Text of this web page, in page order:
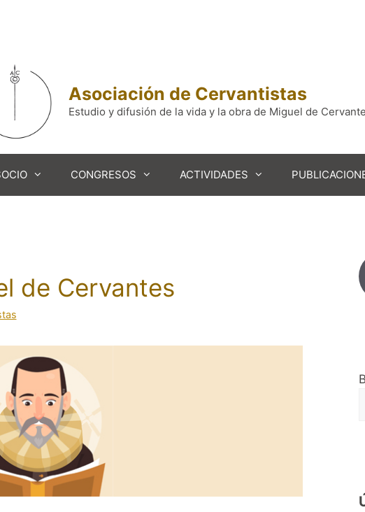
Asociación de Cervantistas
Estudio y difusión de la vida y la obra de Miguel de
CONGRESOS ACTIVIDADES
de Cervantes